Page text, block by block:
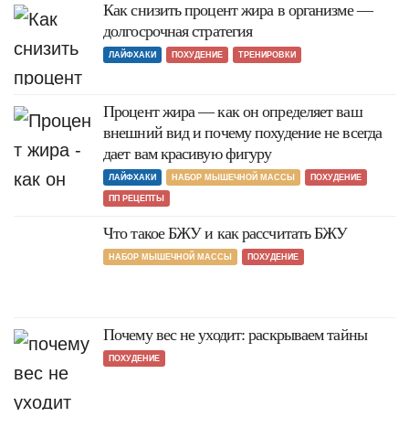
Как снизить процент жира в организме —
долгосрочная стратегия
ЛАЙФХАКИ ПОХУДЕНИЕ ТРЕНИРОВКИ
Процент жира — как он определяет ваш
внешний вид и почему похудение не всегда
дает вам красивую фигуру
ЛАЙФХАКИ НАБОР МЫШЕЧНОЙ МАССЫ ПОХУДЕНИЕ
ПП РЕЦЕПТЫ
Что такое БЖУ и как рассчитать БЖУ
НАБОР МЫШЕЧНОЙ МАССЫ ПОХУДЕНИЕ
Почему вес не уходит: раскрываем тайны
ПОХУДЕНИЕ